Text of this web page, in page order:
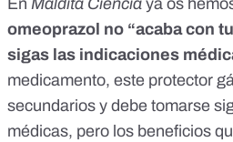
En Maldita Ciencia ya os
omeoprazol no “acaba con
sigas las indicaciones
medicamento, este protector
secundarios y debe tomarse
médicas, pero los beneficios